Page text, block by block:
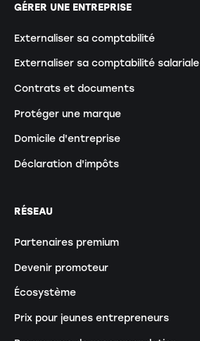
GÉRER UNE ENTREPRISE
Externaliser sa comptabilité
Externaliser sa comptabilité salariale
Contrats et documents
Protéger une marque
Domicile d'entreprise
Déclaration d'impôts
RÉSEAU
Partenaires premium
Devenir promoteur
Écosystème
Prix pour jeunes entrepreneurs